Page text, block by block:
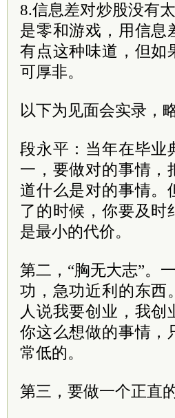
8.信息差对炒股没有
是零和游戏，用信息
有点这种味道，但如
可厚非。
以下为见面会实录，
段永平：当年在毕业
一，要做对的事情，
道什么是对的事情。
了的时候，你要及时
是最小的代价。
第二，“胸无大志”。
功，急功近利的东西
人说我要创业，我
你这么想做的事情，
常低的。
第三，要做一个正直